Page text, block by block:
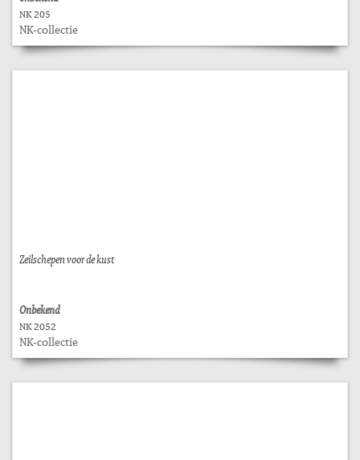
NK 205
NK-collectie
Zeilschepen voor de kust
Onbekend
NK 2052
NK-collectie